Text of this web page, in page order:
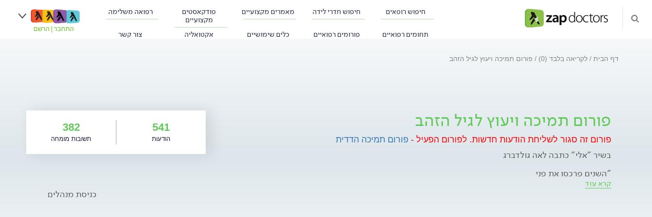
חיפוש רופאים חיפוש חדרי לידה מאמרים מקצועיים
פודקאסטים
מקצועיים
רפואה משלימה
תחומים רפואיים פורומים רפואיים כלים שימושיים אקטואליה צור קשר
התחבר הרשם
דף הבית לקריאה בלבד (0) פורום תמיכה ויעוץ לגיל הזהב
פורום תמיכה ויעוץ לגיל הזהב
פורום זה סגור לשליחת הודעות חדשות. לפורום הפעיל - פורום תמיכה הדדית
בשיר "אלי" כתבה לאה גולדברג
"השנים פרכסו את פני
בזכרון אהבות
וענדו לראשי חוטי כסף קלים
קרא עוד
541
הודעות
382
תשובות מומחה
כניסת מנהלים